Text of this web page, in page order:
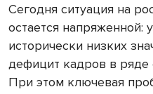
Сегодня ситуация на
остается напряженной:
исторически низких
дефицит кадров в ряде
При этом ключевая